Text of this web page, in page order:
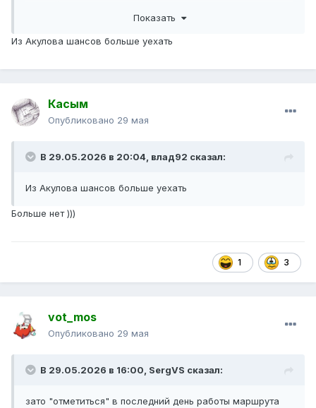
диспетчер ставит на обед. Так что кому надо - могут
которому и правда надо было ехать... Ну что ж,
Кстати, приехал автобус без каких-либо
"опознавательных знаков" - табло не горело, таблички
Показать
Из Акулова шансов больше уехать
Касым
Опубликовано 29 мая
В 29.05.2026 в 20:04, влад92 сказал:
Из Акулова шансов больше уехать
Больше нет )))
1 3
vot_mos
Опубликовано 29 мая
В 29.05.2026 в 16:00, SergVS сказал:
зато "отметиться" в последний день работы маршрута